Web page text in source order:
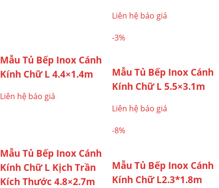
Liên hệ báo giá
Mẫu Tủ Bếp Inox Cánh
Kính Chữ L 4.4×1.4m
Liên hệ báo giá
-3%
Mẫu Tủ Bếp Inox Cánh
Kính Chữ L 5.5×3.1m
Liên hệ báo giá
Mẫu Tủ Bếp Inox Cánh
Kính Chữ L Kịch Trần
Kích Thước 4.8×2.7m
-8%
Mẫu Tủ Bếp Inox Cánh
Kính Chữ L2.3*1.8m